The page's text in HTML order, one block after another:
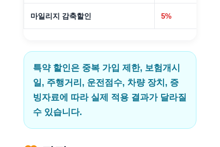
마일리지 감축할인 5%
특약 할인은 중복 가입 제한, 보험개시
일, 주행거리, 운전점수, 차량 장치, 증
빙자료에 따라 실제 적용 결과가 달라질
수 있습니다.